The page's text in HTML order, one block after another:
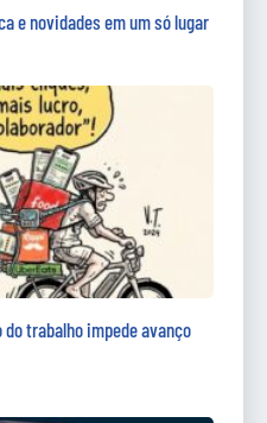
e novidades em um só lugar
trabalho impede avanço